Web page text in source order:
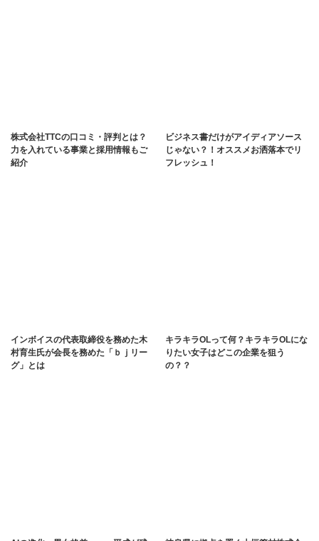
株式会社TTCの口コミ・評判とは？
力を入れている事業と採用情報もご
紹介
ビジネス書だけがアイディアソース
じゃない？！オススメお洒落本でリ
フレッシュ！
インボイスの代表取締役を務めた木
村育生氏が会長を務めた「ｂｊリー
グ」とは
キラキラOLって何？キラキラOLにな
りたい女子はどこの企業を狙う
の？？